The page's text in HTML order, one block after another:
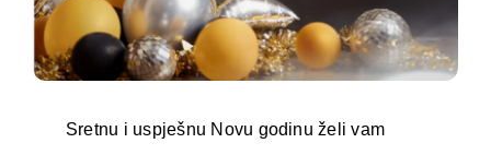
Sretnu i uspješnu Novu godinu želi vam